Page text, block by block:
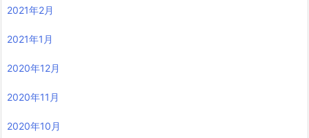
2021年2月
2021年1月
2020年12月
2020年11月
2020年10月